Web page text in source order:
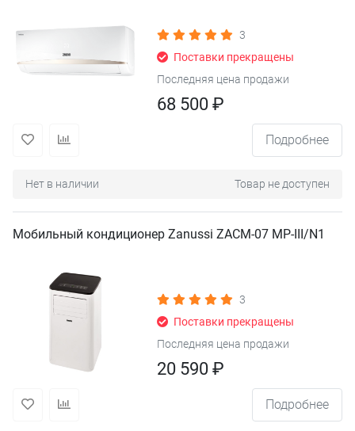
3
Поставки прекращены
Последняя цена продажи
68 500 ₽
Подробнее
Нет в наличии Товар не доступен
Мобильный кондиционер Zanussi ZACM-07 MP-III/N1
3
Поставки прекращены
Последняя цена продажи
20 590 ₽
Подробнее